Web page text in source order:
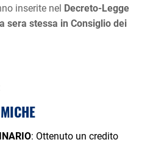
inserite nel Decreto-Legge
sera stessa in Consiglio dei
: Ottenuto un credito